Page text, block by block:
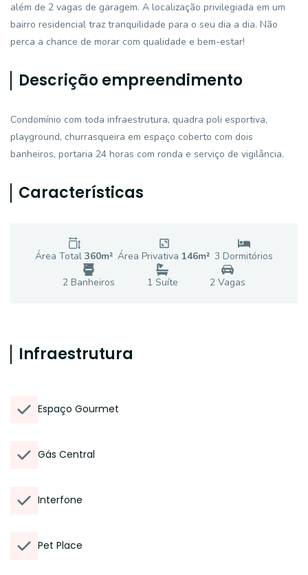
além de 2 vagas de garagem. A localização privilegiada em um
bairro residencial traz tranquilidade para o seu dia a dia. Não
perca a chance de morar com qualidade e bem-estar!
Descrição empreendimento
Condomínio com toda infraestrutura, quadra poli esportiva,
playground, churrasqueira em espaço coberto com dois
banheiros, portaria 24 horas com ronda e serviço de vigilância.
Características
Área Total 360m² Área Privativa 146m² 3 Dormitórios
2 Banheiros 1 Suíte 2Vagas
Infraestrutura
Espaço Gourmet
Gás Central
Interfone
Pet Place